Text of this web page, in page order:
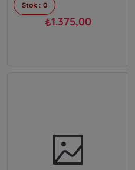
Stok : 0
₺1.375,00